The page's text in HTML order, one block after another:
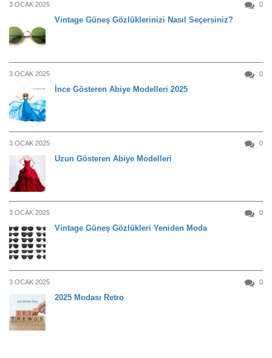
3 OCAK 2025 0
Vintage Güneş Gözlüklerinizi Nasıl Seçersiniz?
3 OCAK 2025 0
İnce Gösteren Abiye Modelleri 2025
3 OCAK 2025 0
Uzun Gösteren Abiye Modelleri
3 OCAK 2025 0
Vintage Güneş Gözlükleri Yeniden Moda
3 OCAK 2025 0
2025 Modası Retro